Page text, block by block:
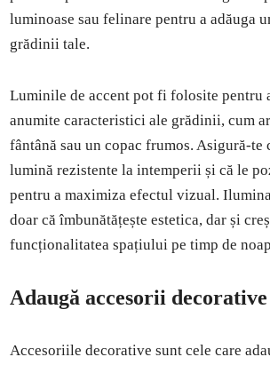
luminoase sau felinare pentru a adăuga
grădinii tale.
Luminile de accent pot fi folosite pentru
anumite caracteristici ale grădinii, cum
fântână sau un copac frumos. Asigură-te
lumină rezistente la intemperii și că le
pentru a maximiza efectul vizual.
doar că îmbunătățește estetica, dar și
funcționalitatea spațiului pe timp de
Adaugă accesorii decorative
Accesoriile decorative sunt cele care